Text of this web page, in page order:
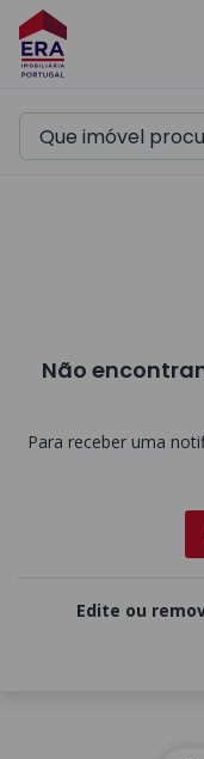
Não
Para receber uma
Edite ou